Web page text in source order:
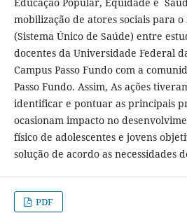
mobilização de atores sociais para
(Sistema Único de Saúde) entre
docentes da Universidade Federal
Campus Passo Fundo com a
Passo Fundo. Assim, As ações
identificar e pontuar as principais
ocasionam impacto no
físico de adolescentes e jovens
solução de acordo as necessidades
PDF